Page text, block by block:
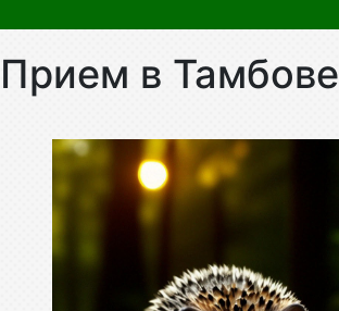
Прием в Тамбове